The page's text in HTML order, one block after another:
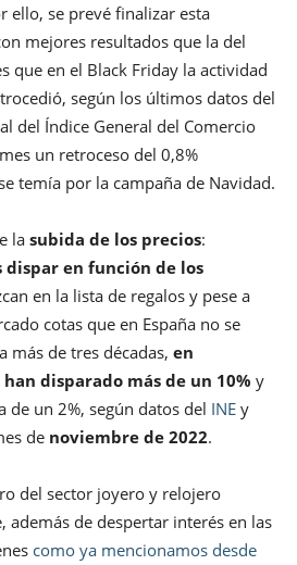
ello, se prevé finalizar esta
mejores resultados que la del
que en el Black Friday la actividad
según los últimos datos del
del Índice General del Comercio
un retroceso del 0,8%
temía por la campaña de Navidad.
la subida de los precios:
dispar en función de los
en la lista de regalos y pese a
cotas que en España no se
más de tres décadas, en
disparado más de un 10% y
de un 2%, según datos del INE y
de noviembre de 2022.
del sector joyero y relojero
además de despertar interés en las
como ya mencionamos desde